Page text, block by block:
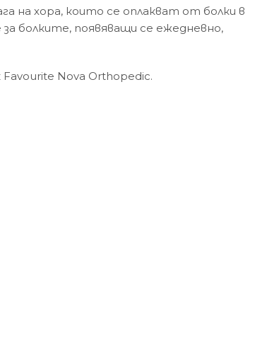
на хора, които се оплакват от болки в
болките, появяващи се ежедневно,
Nova Orthopedic.